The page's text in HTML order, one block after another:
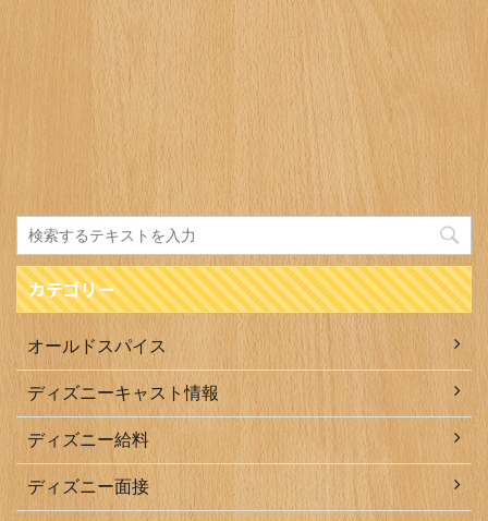
カテゴリー
オールドスパイス
ディズニーキャスト情報
ディズニー給料
ディズニー面接